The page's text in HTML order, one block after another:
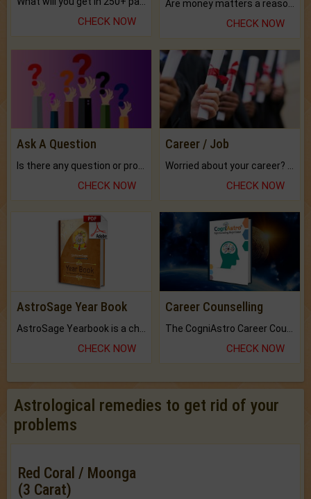
CHECK NOW CHECK NOW
Ask A Question
CHECK NOW
Career / Job
CHECK NOW
AstroSage Year Book
CHECK NOW
Career Counselling
CHECK NOW
Astrological remedies to get rid of your
problems
Red Coral / Moonga
(3 Carat)